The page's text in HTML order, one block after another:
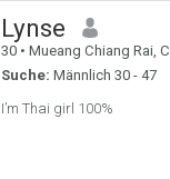
Lynse
30 • Mueang Chiang Rai, Chiang Rai, Thailand
Suche: Männlich 30 - 47
I’m Thai girl 100%